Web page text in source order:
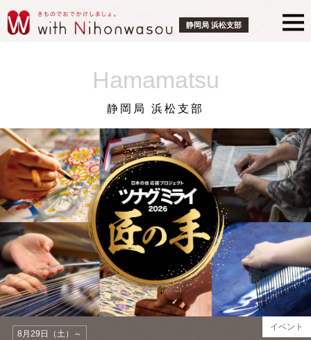
静岡局 浜松支部
Hamamatsu
静岡局 浜松支部
イベント
8月29日（土）～